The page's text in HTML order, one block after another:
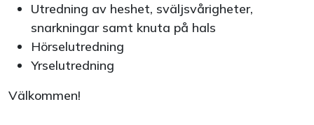
Utredning av heshet, sväljsvårigheter,
snarkningar samt knuta på hals
Hörselutredning
Yrselutredning
Välkommen!